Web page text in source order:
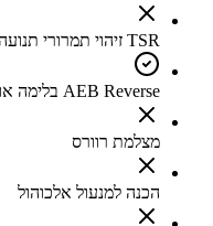
TSR זיהוי תמרורי תנועה
AEB Reverse בלימה אוטונומית בנסיעה לאחור
מצלמת רוורס
הכנה למנעול אלכוהול